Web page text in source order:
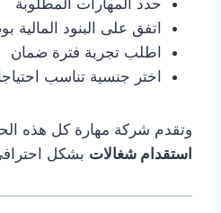
حدد المهارات المطلوبة
اتفق على البنود المالية
اطلب تجربة فترة ضمان
اختر جنسية تناسب
وتقدم شركة مهارة كل هذه
استقدام شغالات بشكل